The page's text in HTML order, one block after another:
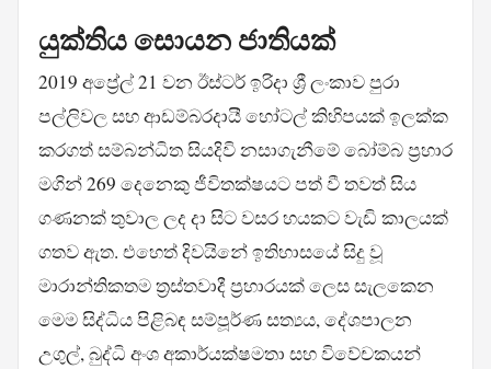
යුක්තිය සොයන ජාතියක්
2019 අප්‍රේල් 21 වන ඊස්ටර් ඉරිදා ශ්‍රී ලංකාව පුරා
පල්ලිවල සහ ආඩම්බරදායී හෝටල් කිහිපයක් ඉලක්ක
කරගත් සම්බන්ධිත සියදිවි නසාගැනීමේ බෝම්බ ප්‍රහාර
මගින් 269 දෙනෙකු ජීවිතක්ෂයට පත් වී තවත් සිය
ගණනක් තුවාල ලද දා සිට වසර හයකට වැඩි කාලයක්
ගතව ඇත. එහෙත් දිවයිනේ ඉතිහාසයේ සිදු වූ
මාරාන්තිකතම ත්‍රස්තවාදී ප්‍රහාරයක් ලෙස සැලකෙන
මෙම සිද්ධිය පිළිබඳ සම්පූර්ණ සත්‍යය, දේශපාලන
උගුල්, බුද්ධි අංශ අකාර්යක්ෂමතා සහ විවේචකයන්